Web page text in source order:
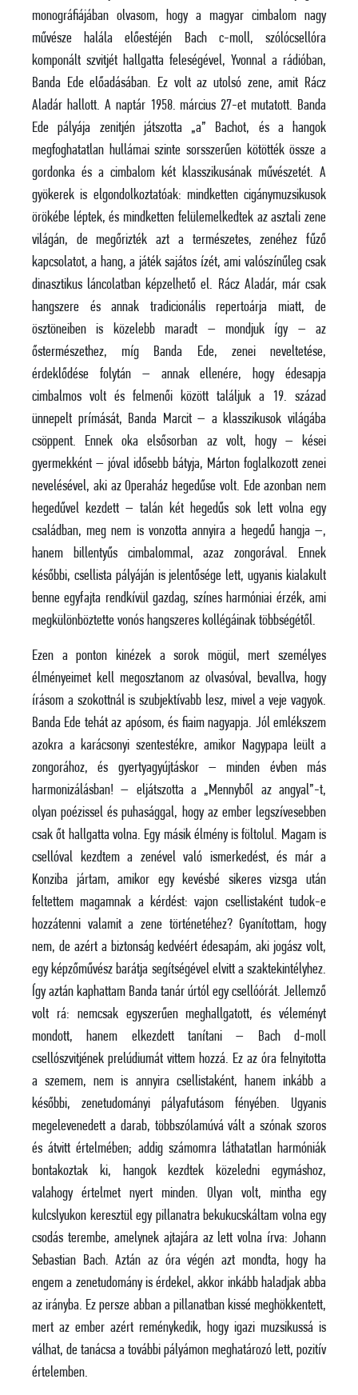
monográfiájában olvasom, hogy a magyar cimbalom nagy
művésze halála előestéjén Bach c-moll, szólócsellóra
komponált szvitjét hallgatta feleségével, Yvonnal a rádióban,
Banda Ede előadásában. Ez volt az utolsó zene, amit Rácz
Aladár hallott. A naptár 1958. március 27-et mutatott. Banda
Ede pályája zenitjén játszotta „a” Bachot, és a hangok
megfoghatatlan hullámai szinte sorsszerűen kötötték össze a
gordonka és a cimbalom két klasszikusának művészetét. A
gyökerek is elgondolkoztatóak: mindketten cigánymuzsikusok
örökébe léptek, és mindketten felülemelkedtek az asztali zene
világán, de megőrizték azt a természetes, zenéhez fűző
kapcsolatot, a hang, a játék sajátos ízét, ami valószínűleg csak
dinasztikus láncolatban képzelhető el. Rácz Aladár, már csak
hangszere és annak tradicionális repertoárja miatt, de
ösztöneiben is közelebb maradt – mondjuk így – az
őstermészethez, míg Banda Ede, zenei neveltetése,
érdeklődése folytán – annak ellenére, hogy édesapja
cimbalmos volt és felmenői között találjuk a 19. század
ünnepelt prímását, Banda Marcit – a klasszikusok világába
csöppent. Ennek oka elsősorban az volt, hogy – kései
gyermekként – jóval idősebb bátyja, Márton foglalkozott zenei
nevelésével, aki az Operaház hegedűse volt. Ede azonban nem
hegedűvel kezdett – talán két hegedűs sok lett volna egy
családban, meg nem is vonzotta annyira a hegedű hangja –,
hanem billentyűs cimbalommal, azaz zongorával. Ennek
későbbi, csellista pályáján is jelentősége lett, ugyanis kialakult
benne egyfajta rendkívül gazdag, színes harmóniai érzék, ami
megkülönböztette vonós hangszeres kollégáinak többségétől.
Ezen a ponton kinézek a sorok mögül, mert személyes
élményeimet kell megosztanom az olvasóval, bevallva, hogy
írásom a szokottnál is szubjektívabb lesz, mivel a veje vagyok.
Banda Ede tehát az apósom, és fiaim nagyapja. Jól emlékszem
azokra a karácsonyi szentestékre, amikor Nagypapa leült a
zongorához, és gyertyagyújtáskor – minden évben más
harmonizálásban! – eljátszotta a „Mennyből az angyal”-t,
olyan poézissel és puhasággal, hogy az ember legszívesebben
csak őt hallgatta volna. Egy másik élmény is föltolul. Magam is
csellóval kezdtem a zenével való ismerkedést, és már a
Konziba jártam, amikor egy kevésbé sikeres vizsga után
feltettem magamnak a kérdést: vajon csellistaként tudok-e
hozzátenni valamit a zene történetéhez? Gyanítottam, hogy
nem, de azért a biztonság kedvéért édesapám, aki jogász volt,
egy képzőművész barátja segítségével elvitt a szaktekintélyhez.
Így aztán kaphattam Banda tanár úrtól egy csellóórát. Jellemző
volt rá: nemcsak egyszerűen meghallgatott, és véleményt
mondott, hanem elkezdett tanítani – Bach d-moll
csellószvitjének prelúdiumát vittem hozzá. Ez az óra felnyitotta
a szemem, nem is annyira csellistaként, hanem inkább a
későbbi, zenetudományi pályafutásom fényében. Ugyanis
megelevenedett a darab, többszólamúvá vált a szónak szoros
és átvitt értelmében; addig számomra láthatatlan harmóniák
bontakoztak ki, hangok kezdtek közeledni egymáshoz,
valahogy értelmet nyert minden. Olyan volt, mintha egy
kulcslyukon keresztül egy pillanatra bekukucskáltam volna egy
csodás terembe, amelynek ajtajára az lett volna írva: Johann
Sebastian Bach. Aztán az óra végén azt mondta, hogy ha
engem a zenetudomány is érdekel, akkor inkább haladjak abba
az irányba. Ez persze abban a pillanatban kissé meghökkentett,
mert az ember azért reménykedik, hogy igazi muzsikussá is
válhat, de tanácsa a további pályámon meghatározó lett, pozitív
értelemben.